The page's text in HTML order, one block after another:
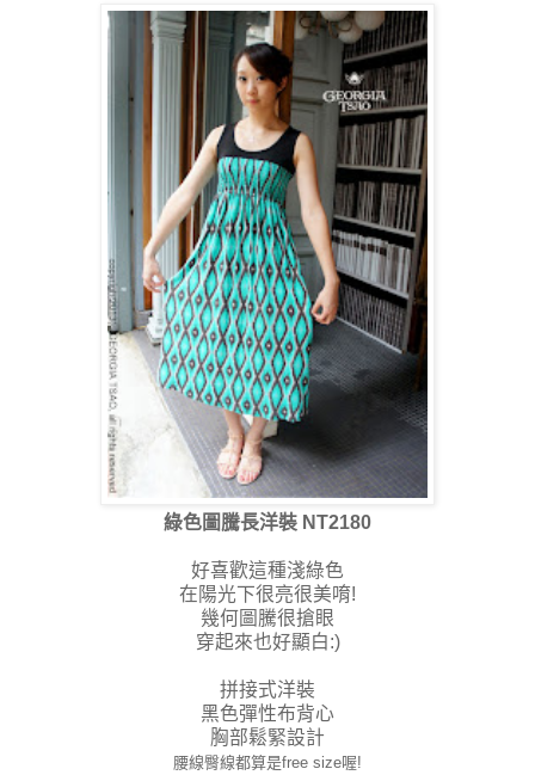
綠色圖騰長洋裝 NT2180
好喜歡這種淺綠色
在陽光下很亮很美唷!
幾何圖騰很搶眼
穿起來也好顯白:)
拼接式洋裝
黑色彈性布背心
胸部鬆緊設計
腰線臀線都算是free size喔!